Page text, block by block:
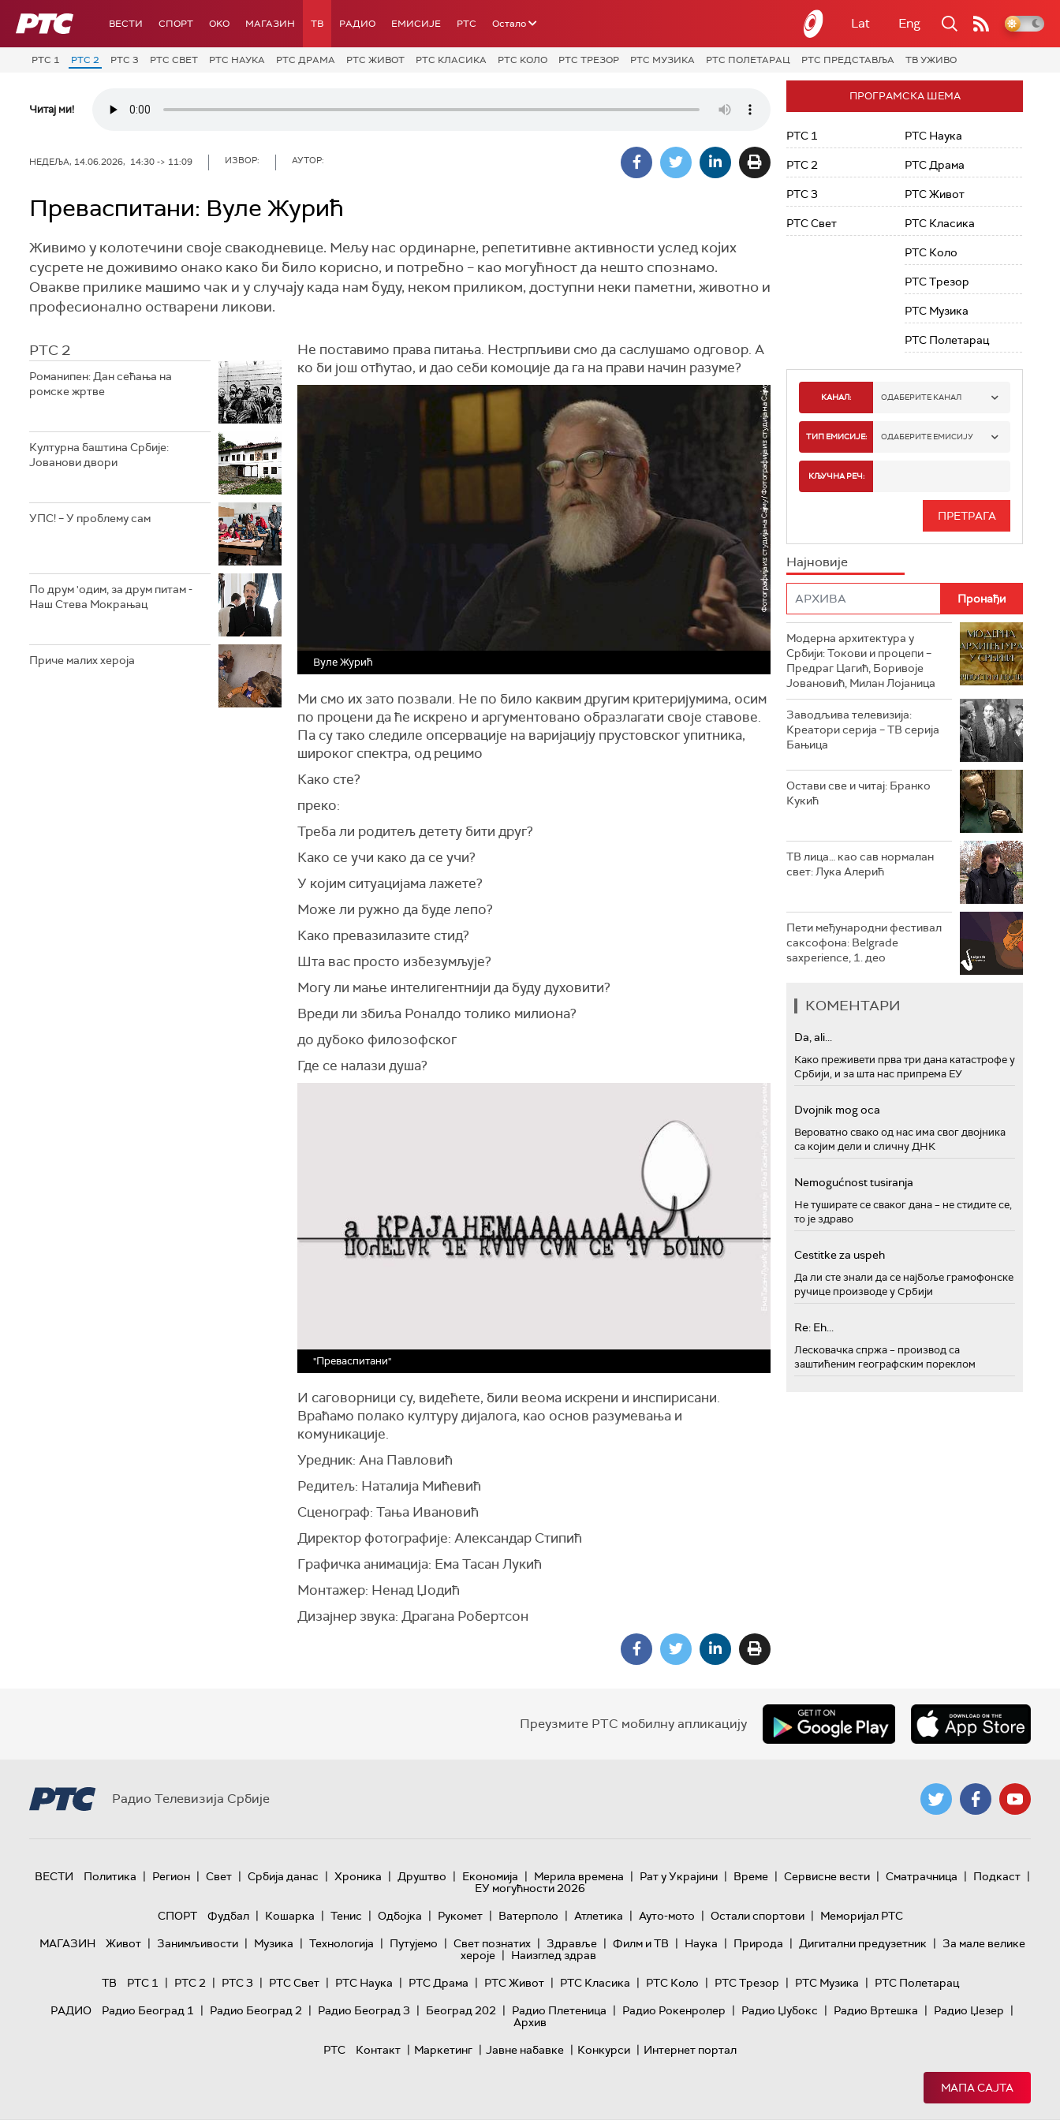
РТС ВЕСТИ СПОРТ OKO МАГАЗИН ТВ РАДИО ЕМИСИЈЕ РТС Остало Lat Eng
РТС 1 РТС 2 РТС 3 РТС СВЕТ РТС НАУКА РТС ДРАМА РТС ЖИВОТ РТС КЛАСИКА РТС КОЛО РТС ТРЕЗОР РТС МУЗИКА РТС ПОЛЕТАРАЦ РТС ПРЕДСТАВЉА ТВ УЖИВО
Читај ми!
НЕДЕЉА, 14.06.2026, 14:30 -> 11:09 ИЗВОР: АУТОР:
Преваспитани: Вуле Журић
Живимо у колотечини своје свакодневице. Мељу нас ординарне, репетитивне активности услед којих
сусрете не доживимо онако како би било корисно, и потребно – као могућност да нешто спознамо.
Овакве прилике машимо чак и у случају када нам буду, неком приликом, доступни неки паметни, животно и
професионално остварени ликови.
РТС 2
Романипен: Дан сећања на
ромске жртве
Културна баштина Србије:
Јованови двори
УПС! – У проблему сам
По друм 'одим, за друм питам -
Наш Стева Мокрањац
Приче малих хероја
Не поставимо права питања. Нестрпљиви смо да саслушамо одговор. А
ко би још отћутао, и дао себи комоције да га на прави начин разуме?
Вуле Журић
Ми смо их зато позвали. Не по било каквим другим критеријумима, осим
по процени да ће искрено и аргументовано образлагати своје ставове.
Па су тако следиле опсервације на варијацију прустовског упитника,
широког спектра, од рецимо
Како сте?
преко:
Треба ли родитељ детету бити друг?
Како се учи како да се учи?
У којим ситуацијама лажете?
Може ли ружно да буде лепо?
Како превазилазите стид?
Шта вас просто избезумљује?
Могу ли мање интелигентнији да буду духовити?
Вреди ли збиља Роналдо толико милиона?
до дубоко филозофског
Где се налази душа?
"Преваспитани"
И саговорници су, видећете, били веома искрени и инспирисани.
Враћамо полако културу дијалога, као основ разумевања и
комуникације.
Уредник: Ана Павловић
Редитељ: Наталија Мићевић
Сценограф: Тања Ивановић
Директор фотографије: Александар Стипић
Графичка анимација: Ема Тасан Лукић
Монтажер: Ненад Џодић
Дизајнер звука: Драгана Робертсон
ПРОГРАМСКА ШЕМА
РТС 1
РТС 2
РТС 3
РТС Свет
РТС Наука
РТС Драма
РТС Живот
РТС Класика
РТС Коло
РТС Трезор
РТС Музика
РТС Полетарац
КАНАЛ: ОДАБЕРИТЕ КАНАЛ
РТС 1
РТС 3
РТС ЖИВОТ
РТС КЛАСИКА
РТС ТРЕЗОР
РТС МУЗИКА
РТС ПОЛЕТАРАЦ
ТИП ЕМИСИЈЕ: ОДАБЕРИТЕ ЕМИСИЈУ
КЉУЧНА РЕЧ:
Најновије
Модерна архитектура у
Србији: Токови и процепи –
Предраг Цагић, Боривоје
Јовановић, Милан Лојаница
Заводљива телевизија:
Креатори серија – ТВ серија
Бањица
Остави све и читај: Бранко
Кукић
ТВ лица… као сав нормалан
свет: Лука Алерић
Пети међународни фестивал
саксофона: Belgrade
saxperience, 1. део
КОМЕНТАРИ
Da, ali...
Како преживети прва три дана катастрофе у
Србији, и за шта нас припрема ЕУ
Dvojnik mog oca
Вероватно свако од нас има свог двојника
са којим дели и сличну ДНК
Nemogućnost tusiranja
Не туширате се сваког дана – не стидите се,
то је здраво
Cestitke za uspeh
Да ли сте знали да се најбоље грамофонске
ручице производе у Србији
Re: Eh...
Лесковачка спржа – производ са
заштићеним географским пореклом
Преузмите РТС мобилну апликацију
Радио Телевизија Србије
ВЕСТИ Политика | Регион | Свет | Србија данас | Хроника | Друштво | Економија | Мерила времена | Рат у Украјини | Време | Сервисне вести | Сматрачница | Подкаст |
ЕУ могућности 2026
СПОРТ
Фудбал | Кошарка | Тенис | Одбојка | Рукомет | Ватерполо | Атлетика | Ауто-мото | Остали спортови | Меморијал РТС
МАГАЗИН
Живот | Занимљивости | Музика | Технологијa | Путујемо | Свет познатих | Здравље | Филм и ТВ | Наука | Природа | Дигитални предузетник | За мале велике
хероје | Наизглед здрав
ТВ
РТС 1 | РТС 2 | РТС 3 | РТС Свет | РТС Наука | РТС Драма | РТС Живот | РТС Класика | РТС Коло | РТС Трезор | РТС Музика | РТС Полетарац
РАДИО
Радио Београд 1 | Радио Београд 2 | Радио Београд 3 | Београд 202 | Радио Плетеница | Радио Рокенролер | Радио Џубокс | Радио Вртешка | Радио Џезер |
Архив
РТС
Контакт | Маркетинг | Јавне набавке | Конкурси | Интернет портал
МАПА САЈТА